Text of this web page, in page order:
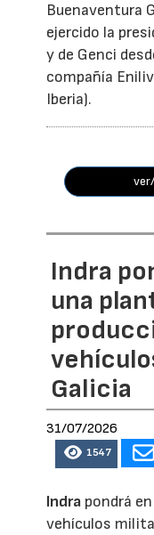
Buenaventura
ejercido la
y de Genci
compañía
Iberia).
Indra
una
Galicia
31/07/2026
1547
Indra pondrá
vehículos